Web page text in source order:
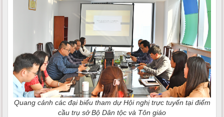
Quang cảnh các đại biểu tham dự Hội nghị trực tuyến tại điểm
cầu trụ sở Bộ Dân tộc và Tôn giáo